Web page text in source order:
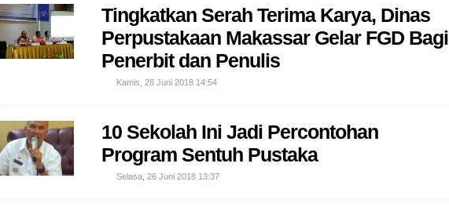
Tingkatkan Serah Terima Karya, Dinas
Perpustakaan Makassar Gelar FGD Bagi
Penerbit dan Penulis
Kamis, 28 Juni 2018 14:54
10 Sekolah Ini Jadi Percontohan
Program Sentuh Pustaka
Selasa, 26 Juni 2018 13:37